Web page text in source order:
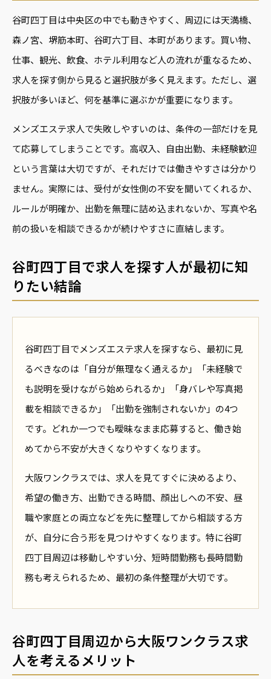
谷町四丁目は中央区の中でも動きやすく、周辺には天満橋、
森ノ宮、堺筋本町、谷町六丁目、本町があります。買い物、
仕事、観光、飲食、ホテル利用など人の流れが重なるため、
求人を探す側から見ると選択肢が多く見えます。ただし、選
択肢が多いほど、何を基準に選ぶかが重要になります。
メンズエステ求人で失敗しやすいのは、条件の一部だけを見
て応募してしまうことです。高収入、自由出勤、未経験歓迎
という言葉は大切ですが、それだけでは働きやすさは分かり
ません。実際には、受付が女性側の不安を聞いてくれるか、
ルールが明確か、出勤を無理に詰め込まれないか、写真や名
前の扱いを相談できるかが続けやすさに直結します。
谷町四丁目で求人を探す人が最初に知
りたい結論
谷町四丁目でメンズエステ求人を探すなら、最初に見
るべきなのは「自分が無理なく通えるか」「未経験で
も説明を受けながら始められるか」「身バレや写真掲
載を相談できるか」「出勤を強制されないか」の4つ
です。どれか一つでも曖昧なまま応募すると、働き始
めてから不安が大きくなりやすくなります。
大阪ワンクラスでは、求人を見てすぐに決めるより、
希望の働き方、出勤できる時間、顔出しへの不安、昼
職や家庭との両立などを先に整理してから相談する方
が、自分に合う形を見つけやすくなります。特に谷町
四丁目周辺は移動しやすい分、短時間勤務も長時間勤
務も考えられるため、最初の条件整理が大切です。
谷町四丁目周辺から大阪ワンクラス求
人を考えるメリット